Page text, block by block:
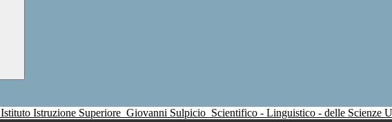
Istituto Istruzione Superiore Giovanni Sulpicio Scientifico - Linguistico - delle Scienze